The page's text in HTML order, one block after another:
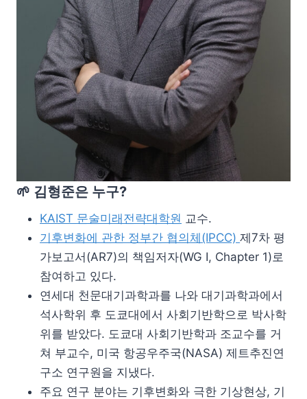
🌱 김형준은 누구?
KAIST 문술미래전략대학원 교수.
기후변화에 관한 정부간 협의체(IPCC) 제7차 평
가보고서(AR7)의 책임저자(WG I, Chapter 1)로
참여하고 있다.
연세대 천문대기과학과를 나와 대기과학과에서
석사학위 후 도쿄대에서 사회기반학으로 박사학
위를 받았다. 도쿄대 사회기반학과 조교수를 거
쳐 부교수, 미국 항공우주국(NASA) 제트추진연
구소 연구원을 지냈다.
주요 연구 분야는 기후변화와 극한 기상현상, 기